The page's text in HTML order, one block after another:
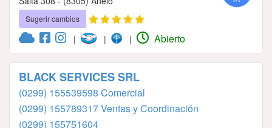
Sugerir cambios
| | | Abierto
BLACK SERVICES SRL
(0299) 155539598 Comercial
(0299) 155789317 Ventas y Coordinación
(0299) 155751604